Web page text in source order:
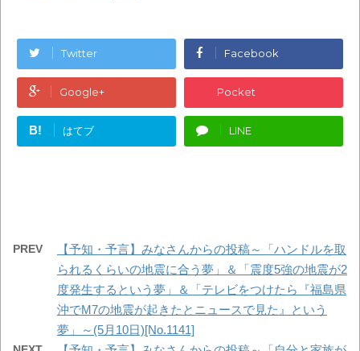
Twitter Facebook
Google+ Pocket
B! はてブ LINE
PREV
【予知・予言】みなさんからの投稿～「ハンドルを取
られるくらいの地震に合う夢」＆「震度5強の地震が2
度発生するという夢」＆「テレビをつけたら『福島県
沖でM7の地震が起きたとニュースで見た』という
夢」～(5月10日)[No.1141]